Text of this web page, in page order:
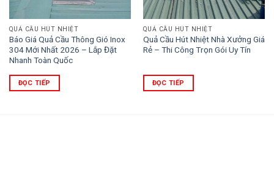
QUẢ CẦU HÚT NHIỆT
Báo Giá Quả Cầu Thông Gió Inox
304 Mới Nhất 2026 – Lắp Đặt
Nhanh Toàn Quốc
ĐỌC TIẾP
QUẢ CẦU HÚT NHIỆT
Quả Cầu Hút Nhiệt Nhà Xưởng Giá
Rẻ – Thi Công Trọn Gói Uy Tín
ĐỌC TIẾP